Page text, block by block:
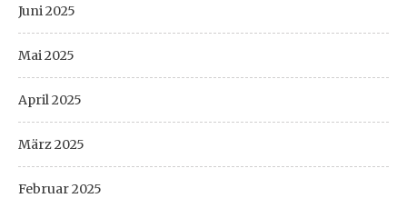
Juni 2025
Mai 2025
April 2025
März 2025
Februar 2025